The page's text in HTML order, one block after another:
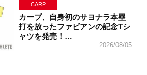
CARP
カープ、自身初のサヨナラ本塁
打を放ったファビアンの記念Tシ
ャツを発売！…
2026/08/05